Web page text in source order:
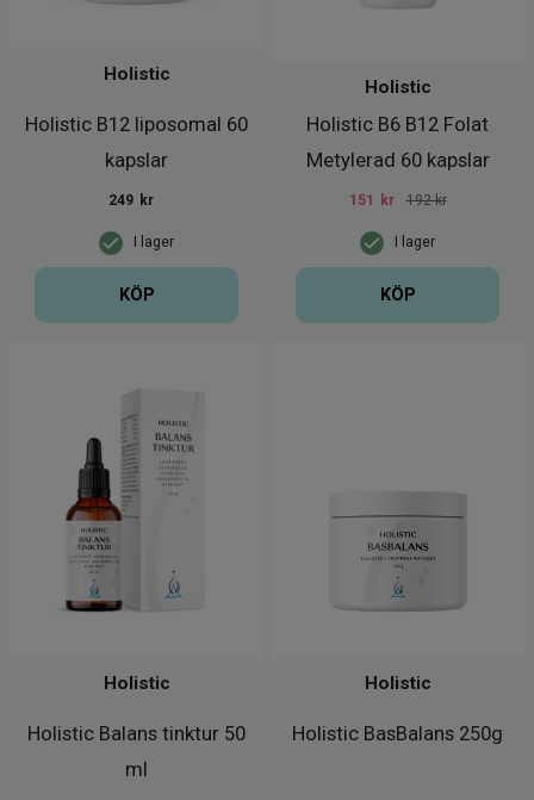
Holistic B12 liposomal 60
kapslar
Holistic
I lager
249 kr
KÖP
Holistic B6 B12 Folat
Metylerad 60 kapslar
Holistic
I lager
151 kr 192 kr
KÖP
Holistic Balans tinktur 50
ml
Holistic
Holistic BasBalans 250g
Holistic